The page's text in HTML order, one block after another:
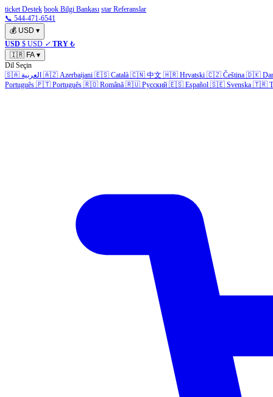
ticket Destek book Bilgi Bankası star Referanslar
📞 544-471-6541
💰 USD ▾
USD $ USD ✓ TRY ₺
🇮🇷 FA ▾
Dil Seçin
🇸🇦 العربية 🇦🇿 Azerbaijani 🇪🇸 Català 🇨🇳 中文 🇭🇷 Hrvatski 🇨🇿 Čeština 🇩🇰
Português 🇵🇹 Português 🇷🇴 Română 🇷🇺 Русский 🇪🇸 Español 🇸🇪 Svenska 🇹🇷